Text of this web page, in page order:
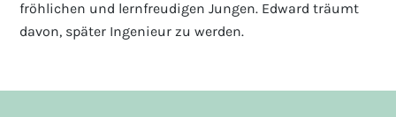
fröhlichen und lernfreudigen Jungen. Edward träumt
davon, später Ingenieur zu werden.